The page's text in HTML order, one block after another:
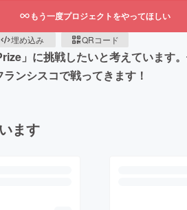
もう一度プロジェクトをやってほしい
埋め込み QRコード
」に挑戦したいと考えています
ンシスコで戦ってきます！
ます